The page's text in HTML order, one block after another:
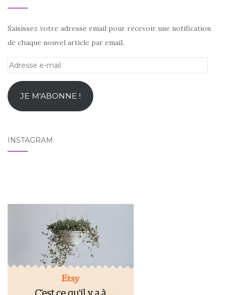
Saisissez votre adresse email pour recevoir une notification
de chaque nouvel article par email.
Adresse
mailJE M'ABONNE !
INSTAGRAM